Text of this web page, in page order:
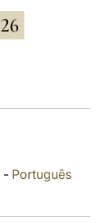
العربيّة
26
- Português